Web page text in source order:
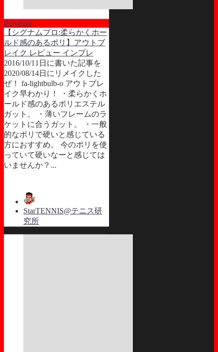
Polyester
【シグナムプロ:柔らかくホー
ルド感のあるポリ】アウトブ
レイク レビュー インプレ
2016/10/11日に書いた記事を
2020/08/14日にリメイクした
ぜ！ fa-lightbulb-o アウトブレ
イク早わかり！ ・柔らかくホ
ールド感のあるポリエステル
ガット。 ・薄いフレームのラ
ケットに合うガット。 ・一般
的なポリで硬いと感じている
方におすすめ。 今のポリを使
っていて硬いなーと感じては
いませんか？...
StarTENNIS@テニス研
究所